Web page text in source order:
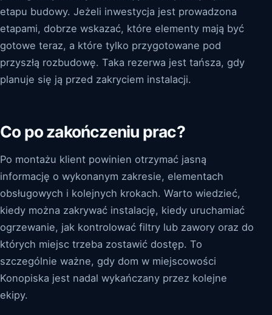
etapu budowy. Jeżeli inwestycja jest prowadzona
etapami, dobrze wskazać, które elementy mają być
gotowe teraz, a które tylko przygotowane pod
przyszłą rozbudowę. Taka rezerwa jest tańsza, gdy
planuje się ją przed zakryciem instalacji.
Co po zakończeniu prac?
Po montażu klient powinien otrzymać jasną
informację o wykonanym zakresie, elementach
obsługowych i kolejnych krokach. Warto wiedzieć,
kiedy można zakrywać instalację, kiedy uruchamiać
ogrzewanie, jak kontrolować filtry lub zawory oraz do
których miejsc trzeba zostawić dostęp. To
szczególnie ważne, gdy dom w miejscowości
Konopiska jest nadal wykańczany przez kolejne
ekipy.